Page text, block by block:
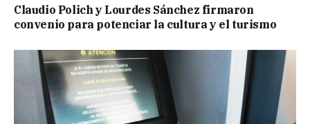
Claudio Polich y Lourdes Sánchez firmaron
convenio para potenciar la cultura y el turismo